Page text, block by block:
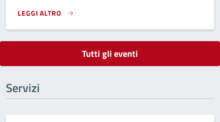
LEGGI ALTRO
STRATOCASTER & TELECASTER}
Tutti gli eventi
Servizi